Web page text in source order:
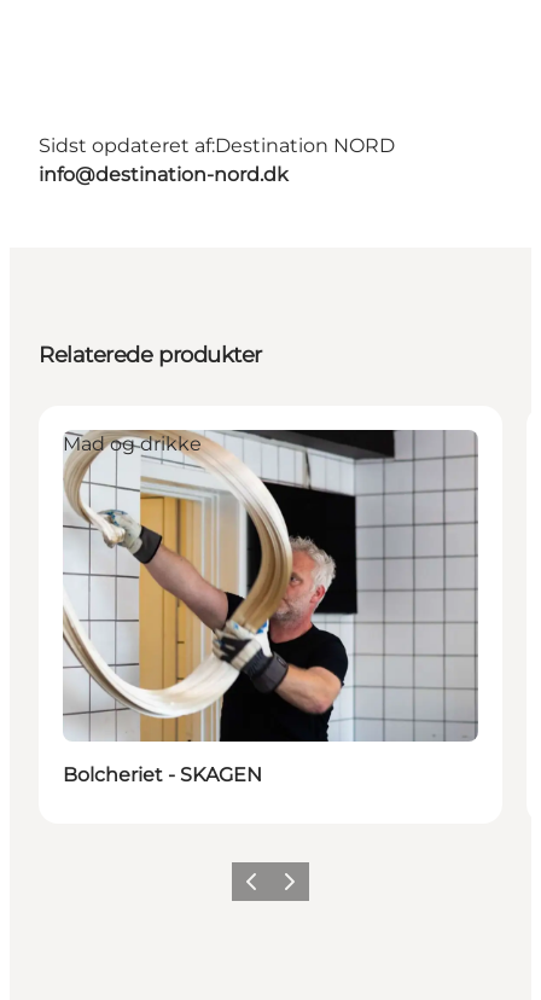
Sidst opdateret af:Destination NORD
info@destination-nord.dk
Relaterede produkter
Mad og drikke
Bolcheriet - SKAGEN
ForrigeNæste